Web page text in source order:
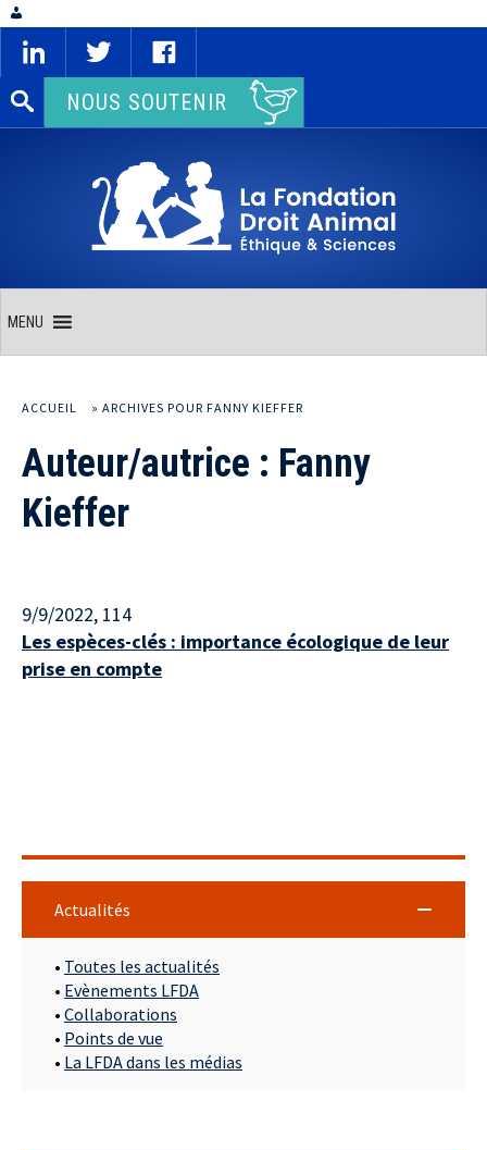
Rechercher :NOUS SOUTENIR
MENU
ACCUEIL » ARCHIVES POUR FANNY KIEFFER
Auteur/autrice : Fanny
Kieffer
9/9/2022, 114
Les espèces-clés : importance écologique de leur
prise en compte
Actualités
• Toutes les actualités
• Evènements LFDA
• Collaborations
• Points de vue
• La LFDA dans les médias